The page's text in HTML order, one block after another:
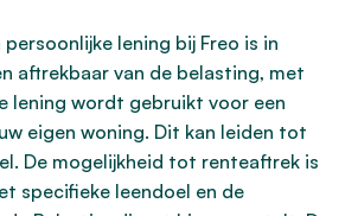
persoonlijke lening bij Freo is in
aftrekbaar van de belasting, met
lening wordt gebruikt voor een
eigen woning. Dit kan leiden tot
De mogelijkheid tot renteaftrek is
specifieke leendoel en de